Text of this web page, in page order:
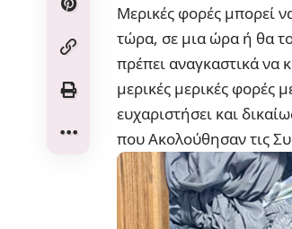
Μερικές φορές μπορεί
τώρα, σε μια ώρα ή θα
πρέπει αναγκαστικά να
μερικές μερικές φορές
ευχαριστήσει και
που Ακολούθησαν τις